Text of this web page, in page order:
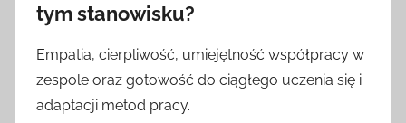
tym stanowisku?
Empatia, cierpliwość, umiejętność współpracy w
zespole oraz gotowość do ciągłego uczenia się i
adaptacji metod pracy.